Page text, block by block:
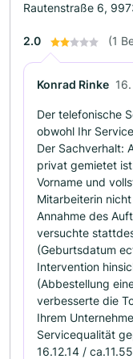
Rautenstraße 6,
2.0 (1
Konrad Rinke
Der telefonische
obwohl Ihr
Der Sachverhalt:
privat gemietet
Vorname und
Mitarbeiterin
Annahme des
versuchte
(Geburtsdatum
Intervention
(Abbestellung
verbesserte die
Ihrem
Servicequalität
16.12.14 /